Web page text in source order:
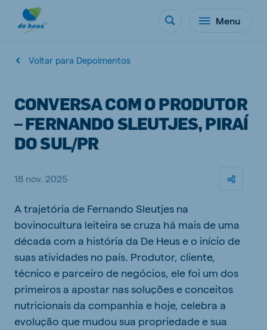
Menu
Voltar para Depoimentos
CONVERSA COM O PRODUTOR
– FERNANDO SLEUTJES, PIRAÍ
DO SUL/PR
18 nov. 2025
A trajetória de Fernando Sleutjes na
bovinocultura leiteira se cruza há mais de uma
década com a história da De Heus e o início de
suas atividades no país. Produtor, cliente,
técnico e parceiro de negócios, ele foi um dos
primeiros a apostar nas soluções e conceitos
nutricionais da companhia e hoje, celebra a
evolução que mudou sua propriedade e sua